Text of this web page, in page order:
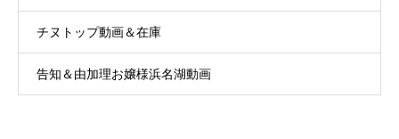
チヌトップ動画＆在庫
告知＆由加理お嬢様浜名湖動画